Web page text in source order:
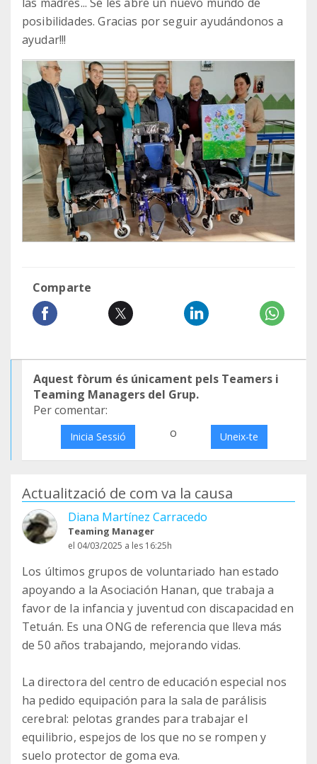
posibilidades. Gracias por seguir ayudándonos a
ayudar!!!
Comparte
Aquest fòrum és únicament pels Teamers i
Teaming Managers del Grup.
Per comentar:
Inicia Sessió o Uneix-te
Actualització de com va la causa
Diana Martínez Carracedo
Teaming Manager
el 04/03/2025 a les 16:25h
Los últimos grupos de voluntariado han estado
apoyando a la Asociación Hanan, que trabaja a
favor de la infancia y juventud con discapacidad en
Tetuán. Es una ONG de referencia que lleva más
de 50 años trabajando, mejorando vidas.
La directora del centro de educación especial nos
ha pedido equipación para la sala de parálisis
cerebral: pelotas grandes para trabajar el
equilibrio, espejos de los que no se rompen y
suelo protector de goma eva.